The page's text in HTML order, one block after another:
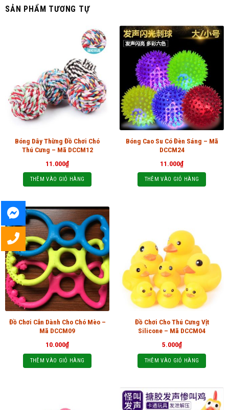
SẢN PHẨM TƯƠNG TỰ
Bóng Dây Thừng Đồ Chơi Chó
Thú Cưng – Mã DCCM12
11.000₫
THÊM VÀO GIỎ HÀNG
Bóng Cao Su Có Đèn Sáng – Mã
DCCM24
11.000₫
THÊM VÀO GIỎ HÀNG
Đồ Chơi Cắn Dành Cho Chó Mèo –
Mã DCCM09
10.000₫
THÊM VÀO GIỎ HÀNG
Đồ Chơi Cho Thú Cưng Vịt
Silicone – Mã DCCM04
5.000₫
THÊM VÀO GIỎ HÀNG